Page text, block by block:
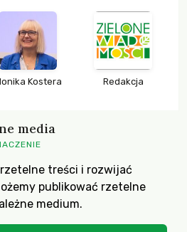
Kostera Redakcja
media
treści i rozwijać
publikować rzetelne
medium.